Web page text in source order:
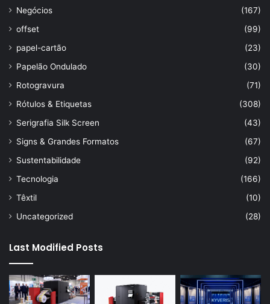
Negócios
(167)
offset
(99)
papel-cartão
(23)
Papelão Ondulado
(30)
Rotogravura
(71)
Rótulos & Etiquetas
(308)
Serigrafia Silk Screen
(43)
Signs & Grandes Formatos
(67)
Sustentabilidade
(92)
Tecnologia
(166)
Têxtil
(10)
Uncategorized
(28)
Last Modified Posts